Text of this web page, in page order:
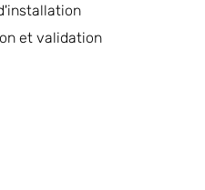
et validation